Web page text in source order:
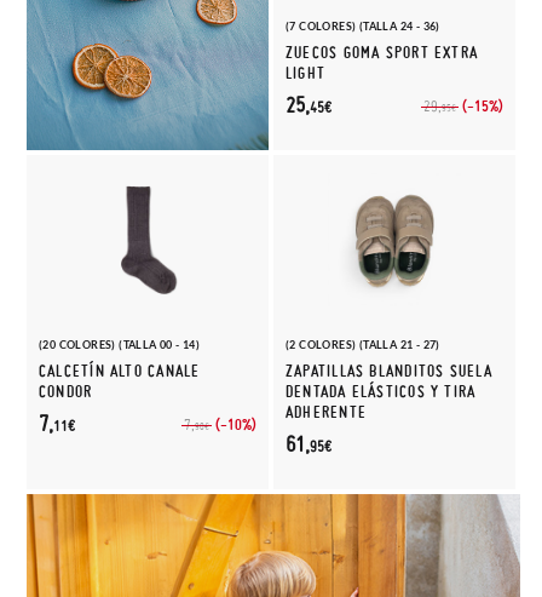
(7 COLORES) (TALLA 24 - 36)
ZUECOS GOMA SPORT EXTRA
LIGHT
29,95€ (-15%)
25,45€
(20 COLORES) (TALLA 00 - 14)
CALCETÍN ALTO CANALE
CONDOR
7,90€ (-10%)
7,11€
(2 COLORES) (TALLA 21 - 27)
ZAPATILLAS BLANDITOS SUELA
DENTADA ELÁSTICOS Y TIRA
ADHERENTE
61,95€